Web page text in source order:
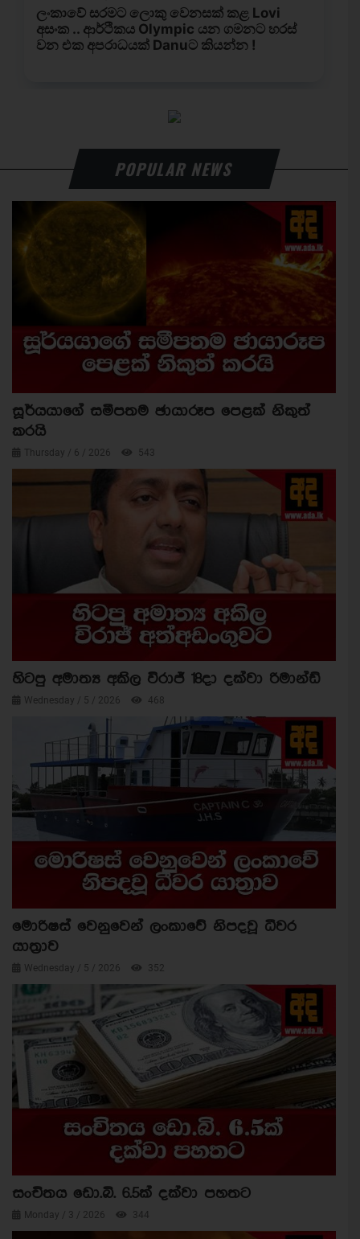
POPULAR NEWS
සූර්යයාගේ සමීපතම ඡායාරූප පෙළක් නිකුත්
කරයි
Thursday / 6 / 2026 543
හිටපු අමාත්‍ය අකිල විරාජ් 18දා දක්වා රිමාන්ඩ්
Wednesday / 5 / 2026 468
මොරිෂස් වෙනුවෙන් ලංකාවේ නිපදවූ ධීවර
යාත්‍රාව
Wednesday / 5 / 2026 352
සංචිතය ඩො.බි. 6.5ක් දක්වා පහතට
Monday / 3 / 2026 344